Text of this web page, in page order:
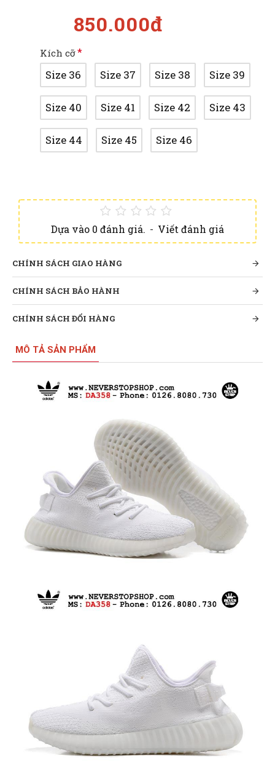
Dựa vào 0 đánh giá. - Viết đánh giá
850.000đ
Kích cỡ
Size 36 Size 37 Size 38 Size 39
Size 40 Size 41 Size 42 Size 43
Size 44 Size 45 Size 46
CHÍNH SÁCH GIAO HÀNG
CHÍNH SÁCH BẢO HÀNH
CHÍNH SÁCH ĐỔI HÀNG
MÔ TẢ SẢN PHẨM